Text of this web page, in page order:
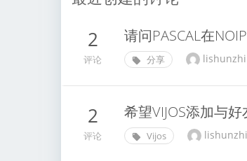
2
评论
请问PASCAL在
分享 lishunzhi
2
评论
希望VIJOS添加与
Vijos lishunzhi